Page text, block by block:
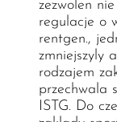
zezwolen
regulacje o
rentgen.,
zmniejszyly
rodzajem
przechwala
ISTG. Do